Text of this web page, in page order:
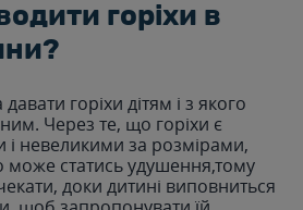
горіхи в
горіхи дітям і з якого
Через те, що горіхи є
невеликими за розмірами,
може статись удушення,тому
доки дитині виповниться